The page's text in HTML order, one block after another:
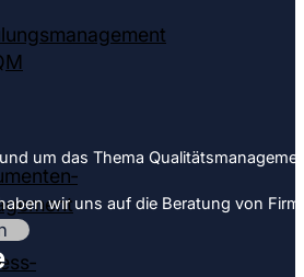
um das Thema
wir uns auf die Beratung von